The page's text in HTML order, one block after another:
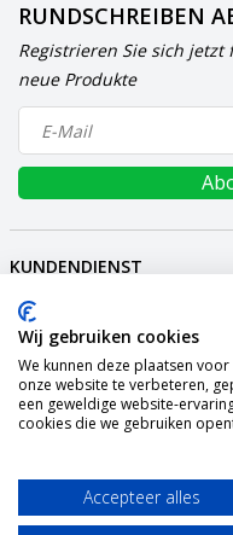
RUNDSCHREIBEN
Registrieren Sie sich
neue Produkte
KUNDENDIENST
MEIN KONTO
INTERNATIONAL
ZAHLUNGSARTEN
VERSAND
KONTAKT
Wij gebruiken cookies
We kunnen deze plaatsen
onze website te verbeteren,
een geweldige website-
cookies die we gebruiken
Accepteer alles